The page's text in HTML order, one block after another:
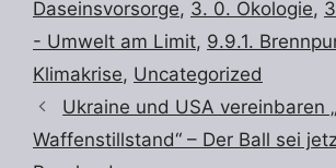
Daseinsvorsorge, 3. 0. Ökologie,
- Umwelt am Limit, 9.9.1.
Klimakrise, Uncategorized
Ukraine und USA vereinbaren
Waffenstillstand“ – Der Ball sei